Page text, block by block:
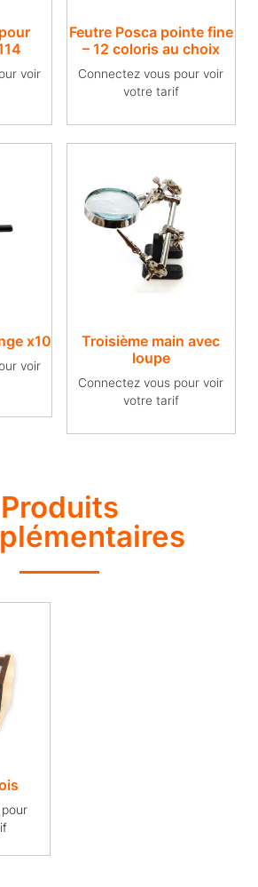
voir
Feutre Posca pointe fine
– 12 coloris au choix
Connectez vous pour voir
votre tarif
x10
voir
Troisième main avec
loupe
Connectez vous pour voir
votre tarif
Produits